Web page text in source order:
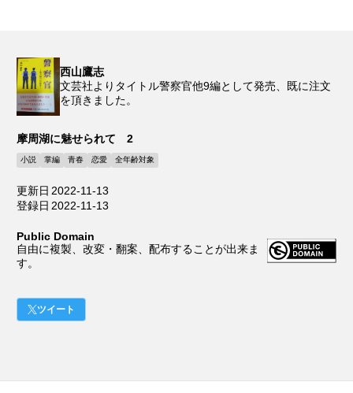
西山鷹志
文芸社よりタイトル警察官他9編として発売、既に注文
を頂きました。
摩周湖に魅せられて 2
小説 掌編 青春 恋愛 全年齢対象
更新日 2022-11-13
登録日 2022-11-13
Public Domain
自由に複製、改変・翻案、配布することが出来ま
す。
ツイート